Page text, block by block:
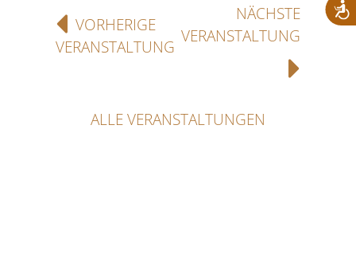
VORHERIGE
VERANSTALTUNG
NÄCHSTE
VERANSTALTUNG
ALLE VERANSTALTUNGEN